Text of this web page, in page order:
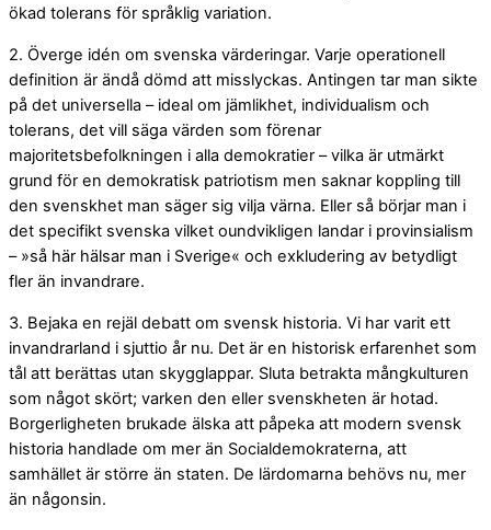
ökad tolerans för språklig variation.
2. Överge idén om svenska värderingar. Varje operationell
definition är ändå dömd att misslyckas. Antingen tar man sikte
på det universella – ideal om jämlikhet, individualism och
tolerans, det vill säga värden som förenar
majoritetsbefolkningen i alla demokratier – vilka är utmärkt
grund för en demokratisk patriotism men saknar koppling till
den svenskhet man säger sig vilja värna. Eller så börjar man i
det specifikt svenska vilket oundvikligen landar i provinsialism
– »så här hälsar man i Sverige« och exkludering av betydligt
fler än invandrare.
3. Bejaka en rejäl debatt om svensk historia. Vi har varit ett
invandrarland i sjuttio år nu. Det är en historisk erfarenhet som
tål att berättas utan skygglappar. Sluta betrakta mångkulturen
som något skört; varken den eller svenskheten är hotad.
Borgerligheten brukade älska att påpeka att modern svensk
historia handlade om mer än Socialdemokraterna, att
samhället är större än staten. De lärdomarna behövs nu, mer
än någonsin.